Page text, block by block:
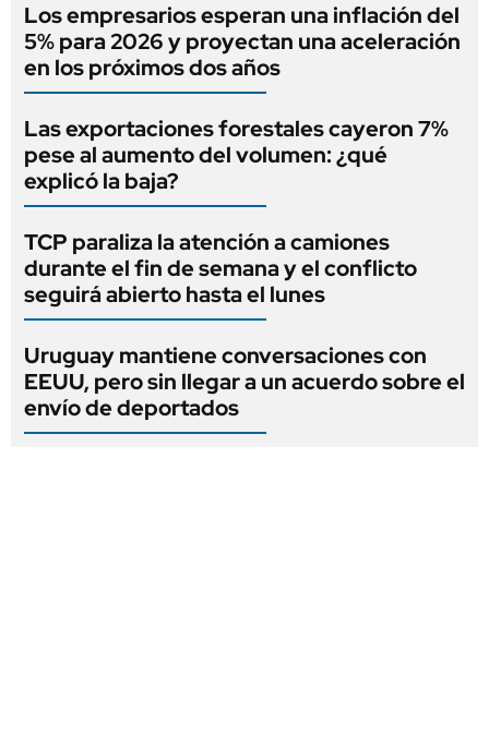
Los empresarios esperan una inflación del
5% para 2026 y proyectan una aceleración
en los próximos dos años
Las exportaciones forestales cayeron 7%
pese al aumento del volumen: ¿qué
explicó la baja?
TCP paraliza la atención a camiones
durante el fin de semana y el conflicto
seguirá abierto hasta el lunes
Uruguay mantiene conversaciones con
EEUU, pero sin llegar a un acuerdo sobre el
envío de deportados